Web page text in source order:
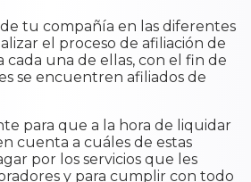
tu compañía en las diferentes
el proceso de afiliación de
cada una de ellas, con el fin de
se encuentren afiliados de
para que a la hora de liquidar
cuenta a cuáles de estas
por los servicios que les
y para cumplir con todo